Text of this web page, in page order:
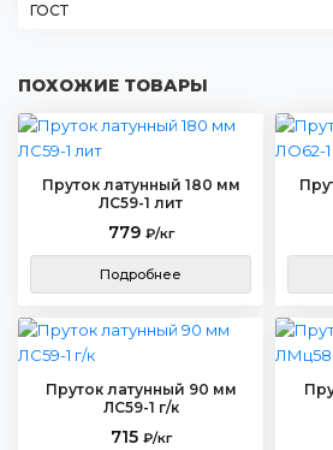
ГОСТ
ПОХОЖИЕ ТОВАРЫ
Пруток латунный 180 мм
ЛС59-1 лит
779 ₽/кг
Подробнее
Пруток латунный 90 мм
ЛС59-1 г/к
715 ₽/кг